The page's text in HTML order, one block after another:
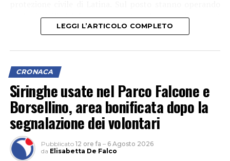
tecnici da parte di personale specializzato dei
Carabinieri del R.I.S. di Roma, per determinare l’esatta
anche i vigili del fuoco con un’autobotte e da poco è
arrivato l’elicottero antincendio del corpo che sta
LEGGI L’ARTICOLO COMPLETO
CRONACA
Siringhe usate nel Parco Falcone e
Borsellino, area bonificata dopo la
segnalazione dei volontari
Pubblicato 12 ore fa – 6 Agosto 2026
da Elisabetta De Falco